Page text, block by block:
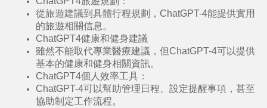
從旅遊建議到具體行程規劃，ChatGPT-4能提供實用
的旅遊相關信息。
ChatGPT4健康和健身建議
雖然不能取代專業醫療建議，但ChatGPT-4可以提供
基本的健康和健身相關資訊。
ChatGPT4個人效率工具 ：
ChatGPT-4可以幫助管理日程、設定提醒事項，甚至
協助制定工作流程。